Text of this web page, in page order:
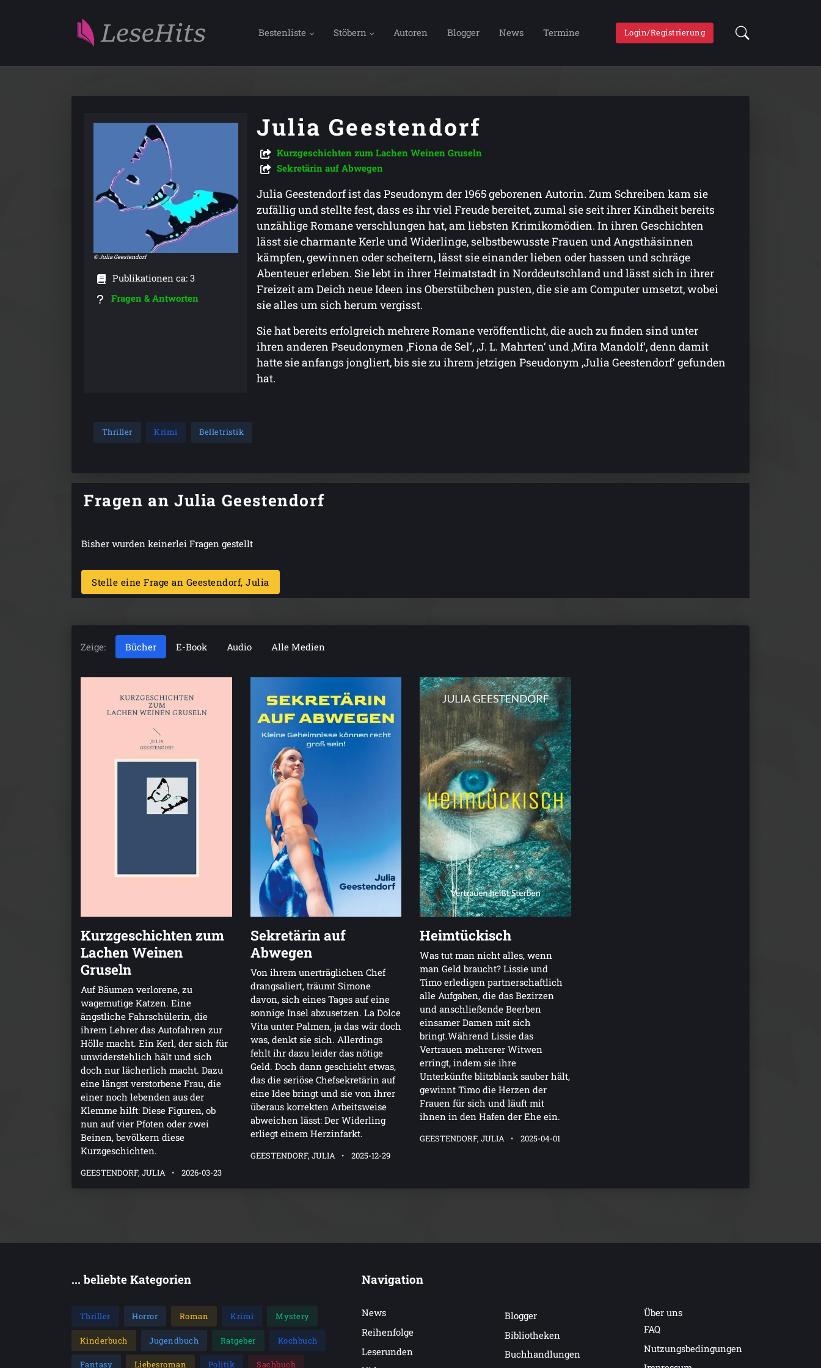
Bestenliste Stöbern Autoren Blogger News Termine Login/Registrierung
© Julia Geestendorf
Publikationen ca: 3
Fragen & Antworten
Julia Geestendorf
Kurzgeschichten zum Lachen Weinen Gruseln
Sekretärin auf Abwegen
Julia Geestendorf ist das Pseudonym der 1965 geborenen Autorin. Zum Schreiben kam sie
zufällig und stellte fest, dass es ihr viel Freude bereitet, zumal sie seit ihrer Kindheit bereits
unzählige Romane verschlungen hat, am liebsten Krimikomödien. In ihren Geschichten
lässt sie charmante Kerle und Widerlinge, selbstbewusste Frauen und Angsthäsinnen
kämpfen, gewinnen oder scheitern, lässt sie einander lieben oder hassen und schräge
Abenteuer erleben. Sie lebt in ihrer Heimatstadt in Norddeutschland und lässt sich in ihrer
Freizeit am Deich neue Ideen ins Oberstübchen pusten, die sie am Computer umsetzt, wobei
sie alles um sich herum vergisst.
Sie hat bereits erfolgreich mehrere Romane veröffentlicht, die auch zu finden sind unter
ihren anderen Pseudonymen ‚Fiona de Sel‘, ‚J. L. Mahrten‘ und ‚Mira Mandolf‘, denn damit
hatte sie anfangs jongliert, bis sie zu ihrem jetzigen Pseudonym ‚Julia Geestendorf‘ gefunden
hat.
Thriller Krimi Belletristik
Fragen an Julia Geestendorf
Bisher wurden keinerlei Fragen gestellt
Stelle eine Frage an Geestendorf, Julia
Zeige: Bücher E-Book Audio Alle Medien
Kurzgeschichten zum
Lachen Weinen
Gruseln
Auf Bäumen verlorene, zu
wagemutige Katzen. Eine
ängstliche Fahrschülerin, die
ihrem Lehrer das Autofahren zur
Hölle macht. Ein Kerl, der sich für
unwiderstehlich hält und sich
doch nur lächerlich macht. Dazu
eine längst verstorbene Frau, die
einer noch lebenden aus der
Klemme hilft: Diese Figuren, ob
nun auf vier Pfoten oder zwei
Beinen, bevölkern diese
Kurzgeschichten.
GEESTENDORF, JULIA 2026-03-23
Sekretärin auf
Abwegen
Von ihrem unerträglichen Chef
drangsaliert, träumt Simone
davon, sich eines Tages auf eine
sonnige Insel abzusetzen. La Dolce
Vita unter Palmen, ja das wär doch
was, denkt sie sich. Allerdings
fehlt ihr dazu leider das nötige
Geld. Doch dann geschieht etwas,
das die seriöse Chefsekretärin auf
eine Idee bringt und sie von ihrer
überaus korrekten Arbeitsweise
abweichen lässt: Der Widerling
erliegt einem Herzinfarkt.
GEESTENDORF, JULIA 2025-12-29
Heimtückisch
Was tut man nicht alles, wenn
man Geld braucht? Lissie und
Timo erledigen partnerschaftlich
alle Aufgaben, die das Bezirzen
und anschließende Beerben
einsamer Damen mit sich
bringt.Während Lissie das
Vertrauen mehrerer Witwen
erringt, indem sie ihre
Unterkünfte blitzblank sauber hält,
gewinnt Timo die Herzen der
Frauen für sich und läuft mit
ihnen in den Hafen der Ehe ein.
GEESTENDORF, JULIA 2025-04-01
... beliebte Kategorien
Thriller Horror Roman Krimi Mystery
Kinderbuch Jugendbuch Ratgeber Kochbuch
Fantasy Liebesroman Politik Sachbuch
Navigation
News
Reihenfolge
Leserunden
Blogger
Bibliotheken
Buchhandlungen
Über uns
FAQ
Nutzungsbedingungen